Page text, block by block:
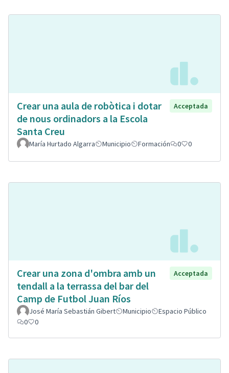
Crear una aula de robòtica i dotar
de nous ordinadors a la Escola
Santa Creu
Acceptada
María Hurtado Algarra Municipio Formación 0 0
Crear una zona d'ombra amb un
tendall a la terrassa del bar del
Camp de Futbol Juan Ríos
Acceptada
José María Sebastián Gibert Municipio
Espacio Público
0
0